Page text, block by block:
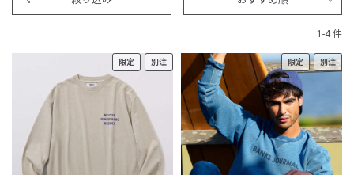
1-4 件
限定 別注 限定 別注